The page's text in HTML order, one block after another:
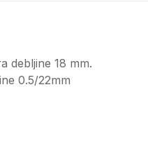
debljine 18 mm.
0.5/22mm